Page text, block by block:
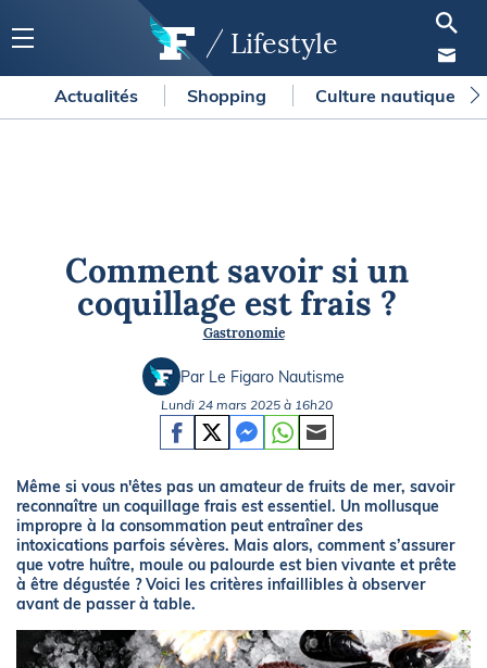
Lifestyle
Actualités Shopping Culture nautique
Comment savoir si un
coquillage est frais ?
Gastronomie
Par Le Figaro Nautisme
Lundi 24 mars 2025 à 16h20
Même si vous n'êtes pas un amateur de fruits de mer, savoir
reconnaître un coquillage frais est essentiel. Un mollusque
impropre à la consommation peut entraîner des
intoxications parfois sévères. Mais alors, comment s’assurer
que votre huître, moule ou palourde est bien vivante et prête
à être dégustée ? Voici les critères infaillibles à observer
avant de passer à table.